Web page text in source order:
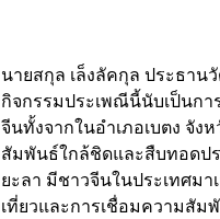
นายสกุล เล็งลัคกุล ประธา
กิจกรรมประเพณีนี้นับเป็นกา
จีนทั้งจากในอำเภอเบตง จัง
สัมพันธ์ใกล้ชิดและสืบทอดป
ยะลา มีชาวจีนในประเทศมา
เที่ยวและการเชื่อมความสั